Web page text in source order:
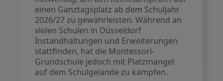
einen Ganztagsplatz ab dem Schuljahr
2026/27 zu gewährleisten. Während an
vielen Schulen in Düsseldorf
Instandhaltungen und Erweiterungen
stattfinden, hat die Montessori-
Grundschule jedoch mit Platzmangel
auf dem Schulgelände zu kämpfen.